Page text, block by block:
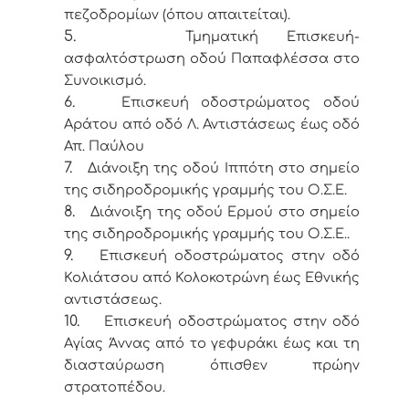
πεζοδρομίων (όπου απαιτείται).
5.
Τμηματική Επισκευή-
ασφαλτόστρωση οδού Παπαφλέσσα στο
Συνοικισμό.
6.
Επισκευή οδοστρώματος οδού
Αράτου από οδό Λ. Αντιστάσεως έως οδό
Απ. Παύλου
7.
Διάνοιξη της οδού Ιππότη στο σημείο
της σιδηροδρομικής γραμμής του Ο.Σ.Ε.
8.
Διάνοιξη της οδού Ερμού στο σημείο
της σιδηροδρομικής γραμμής του Ο.Σ.Ε..
9.
Επισκευή οδοστρώματος στην οδό
Κολιάτσου από Κολοκοτρώνη έως Εθνικής
αντιστάσεως.
10.
Επισκευή οδοστρώματος στην οδό
Αγίας Άννας από το γεφυράκι έως και τη
διασταύρωση όπισθεν πρώην
στρατοπέδου.